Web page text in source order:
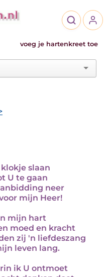
voeg je hartenkreet toe
slaan
U te gaan
neer
mijn Heer!
mijn hart
moed en kracht
zij 'n liefdeszang
leven lang.
ik U ontmoet